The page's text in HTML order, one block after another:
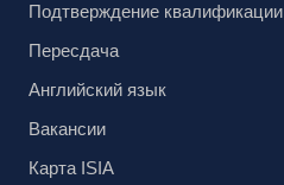
Подтверждение квалификации
Пересдача
Английский язык
Вакансии
Карта ISIA